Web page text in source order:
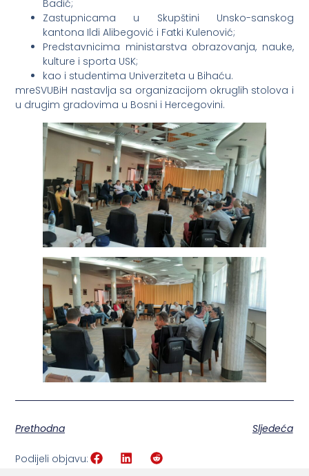
Badić;
Zastupnicama u Skupštini Unsko-sanskog
kantona Ildi Alibegović i Fatki Kulenović;
Predstavnicima ministarstva obrazovanja, nauke,
kulture i sporta USK;
kao i studentima Univerziteta u Bihaću.
mreSVUBiH nastavlja sa organizacijom okruglih stolova i
u drugim gradovima u Bosni i Hercegovini.
Prethodna Sljedeća
Podijeli objavu: